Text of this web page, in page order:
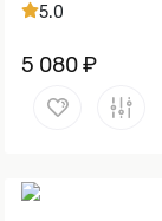
5.0
5 080 ₽